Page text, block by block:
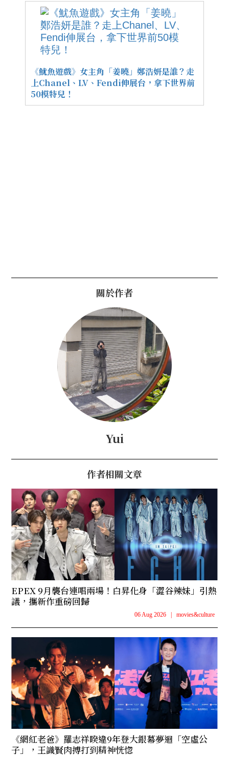
《魷魚遊戲》女主角「姜曉」鄭浩妍是誰？走
上Chanel、LV、Fendi伸展台，拿下世界前
50模特兒！
關於作者
Yui
作者相關文章
EPEX 9月襲台連唱兩場！白昇化身「澀谷辣妹」引熱
議，攜新作重磅回歸
06 Aug 2026 movies&culture
《網紅老爸》羅志祥睽違9年登大銀幕夢迴「空虛公
子」，王識賢肉搏打到精神恍惚